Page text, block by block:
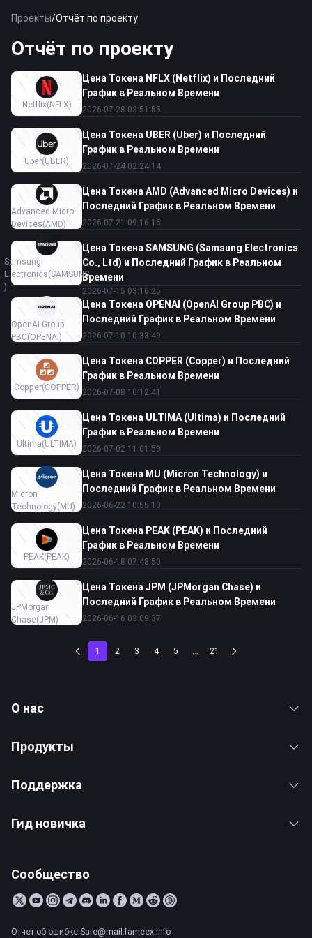
Проекты/Отчёт по проекту
Отчёт по проекту
Netflix(NFLX)
Цена Токена NFLX (Netflix) и Последний
График в Реальном Времени
2026-07-28 03:51:55
Uber(UBER)
Цена Токена UBER (Uber) и Последний
График в Реальном Времени
2026-07-24 02:24:14
Advanced Micro
Devices(AMD)
Цена Токена AMD (Advanced Micro Devices) и
Последний График в Реальном Времени
2026-07-21 09:16:15
Samsung
Electronics(SAMSUNG
)
Цена Токена SAMSUNG (Samsung Electronics
Co., Ltd) и Последний График в Реальном
Времени
2026-07-15 03:16:25
OpenAI Group
PBC(OPENAI)
Цена Токена OPENAI (OpenAI Group PBC) и
Последний График в Реальном Времени
2026-07-10 10:33:49
Copper(COPPER)
Цена Токена COPPER (Copper) и Последний
График в Реальном Времени
2026-07-08 10:12:41
Ultima(ULTIMA)
Цена Токена ULTIMA (Ultima) и Последний
График в Реальном Времени
2026-07-02 11:01:59
Micron
Technology(MU)
Цена Токена MU (Micron Technology) и
Последний График в Реальном Времени
2026-06-22 10:55:10
PEAK(PEAK)
Цена Токена PEAK (PEAK) и Последний
График в Реальном Времени
2026-06-18 07:48:50
JPMorgan
Chase(JPM)
Цена Токена JPM (JPMorgan Chase) и
Последний График в Реальном Времени
2026-06-16 03:09:37
1 2 3 4 5 ... 21
О нас
Продукты
Поддержка
Гид новичка
Сообщество
Отчет об ошибке:Safe@mail.fameex.info